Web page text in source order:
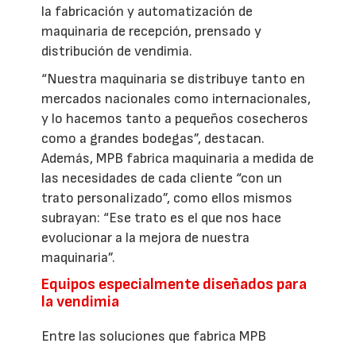
la fabricación y automatización de
maquinaria de recepción, prensado y
distribución de vendimia.
“Nuestra maquinaria se distribuye tanto en
mercados nacionales como internacionales,
y lo hacemos tanto a pequeños cosecheros
como a grandes bodegas”, destacan.
Además, MPB fabrica maquinaria a medida de
las necesidades de cada cliente “con un
trato personalizado”, como ellos mismos
subrayan: “Ese trato es el que nos hace
evolucionar a la mejora de nuestra
maquinaria”.
Equipos especialmente diseñados para
la vendimia
Entre las soluciones que fabrica MPB